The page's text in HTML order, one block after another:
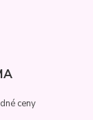
ceny